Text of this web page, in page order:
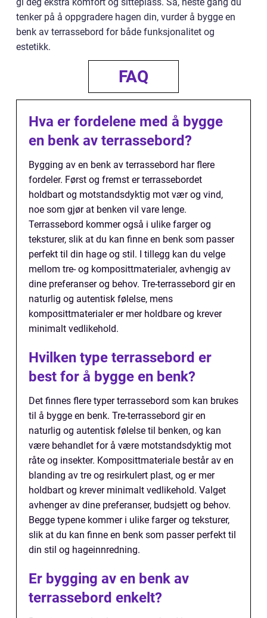
gi deg ekstra komfort og sitteplass. Så, neste gang du
tenker på å oppgradere hagen din, vurder å bygge en
benk av terrassebord for både funksjonalitet og
estetikk.
FAQ
Hva er fordelene med å bygge
en benk av terrassebord?
Bygging av en benk av terrassebord har flere
fordeler. Først og fremst er terrassebordet
holdbart og motstandsdyktig mot vær og vind,
noe som gjør at benken vil vare lenge.
Terrassebord kommer også i ulike farger og
teksturer, slik at du kan finne en benk som passer
perfekt til din hage og stil. I tillegg kan du velge
mellom tre- og komposittmaterialer, avhengig av
dine preferanser og behov. Tre-terrassebord gir en
naturlig og autentisk følelse, mens
komposittmaterialer er mer holdbare og krever
minimalt vedlikehold.
Hvilken type terrassebord er
best for å bygge en benk?
Det finnes flere typer terrassebord som kan brukes
til å bygge en benk. Tre-terrassebord gir en
naturlig og autentisk følelse til benken, og kan
være behandlet for å være motstandsdyktig mot
råte og insekter. Komposittmateriale består av en
blanding av tre og resirkulert plast, og er mer
holdbart og krever minimalt vedlikehold. Valget
avhenger av dine preferanser, budsjett og behov.
Begge typene kommer i ulike farger og teksturer,
slik at du kan finne en benk som passer perfekt til
din stil og hageinnredning.
Er bygging av en benk av
terrassebord enkelt?